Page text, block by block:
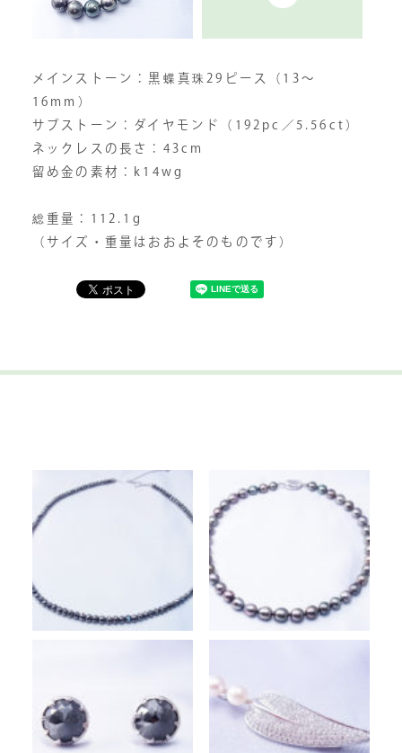
メインストーン：黒蝶真珠29ピース（13〜
16mm）
サブストーン：ダイヤモンド（192pc／5.56ct）
ネックレスの長さ：43cm
留め金の素材：k14wg
総重量：112.1g
（サイズ・重量はおおよそのものです）